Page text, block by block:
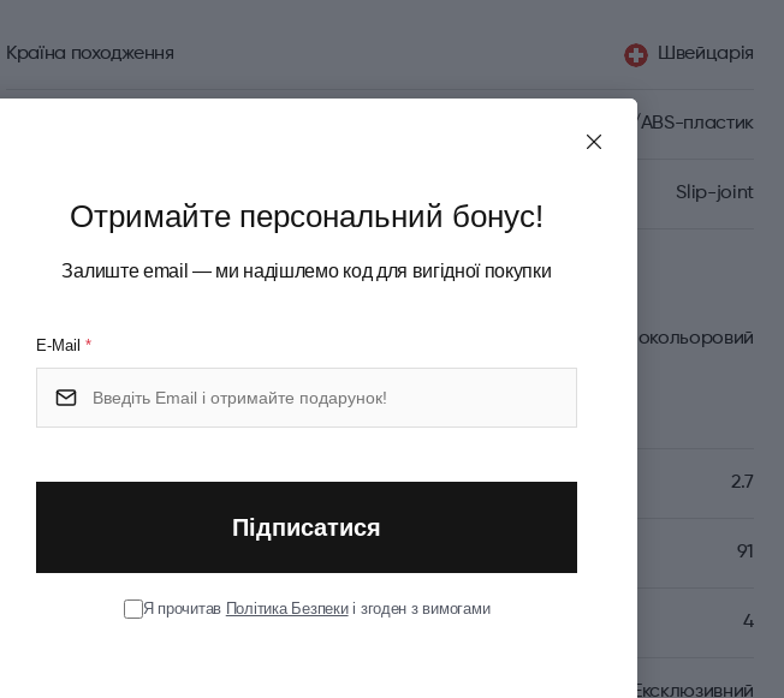
Країна походження Швейцарія
Целідор/ABS-пластик
Slip-joint
Колір Різнокольоровий
Ширина (см) 2.7
91
Кількість шарів 4
Ексклюзивний
Отримайте персональний бонус!
Залиште email — ми надішлемо код для вигідної покупки
E-Mail *
Підписатися
Я прочитав Політика Безпекиі згоден з вимогами